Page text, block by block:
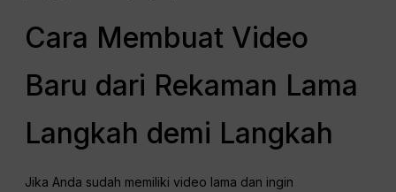
Cara Membuat Video
Baru dari Rekaman Lama
Langkah demi Langkah
Jika Anda sudah memiliki video lama dan ingin